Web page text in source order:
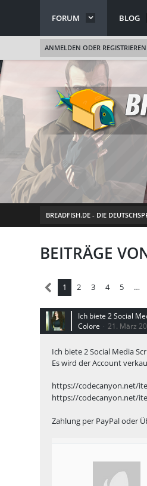
FORUM BLOG
ANMELDEN ODER REGISTRIEREN
BREADFISH.DE - DIE
BEITRÄGE
1 2 3 4 5 …
Ich biete 2 Social
Colore
21. März
Ich biete 2 Social Media
Es wird der Account
https://codecanyon.net/
https://codecanyon.net/
Zahlung per PayPal oder